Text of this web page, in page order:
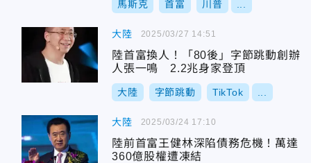
馬斯克 首富 川普
大陸
陸首富換人！「80後」字節跳動創辦
人張一鳴 2.2兆身家登頂
大陸 字節跳動 TikTok
2025/03/27 14:51
大陸
陸前首富王健林深陷債務危機！萬達
360億股權遭凍結
2025/03/24 17:10